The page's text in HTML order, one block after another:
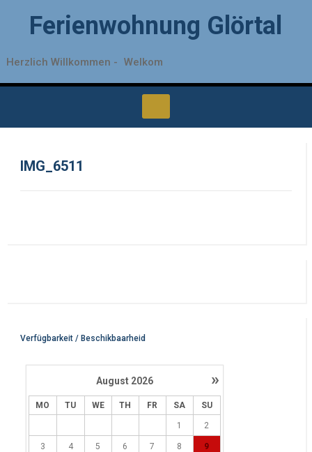
Ferienwohnung Glörtal
Herzlich Willkommen - Welkom
IMG_6511
Verfügbarkeit / Beschikbaarheid
»
August 2026
MO TU WE TH FR SA SU
1 2
3 4 5 6 7 8 9